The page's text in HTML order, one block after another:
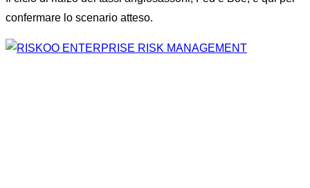
confermare lo scenario atteso.